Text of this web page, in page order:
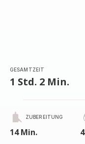
GESAMTZEIT
1 Std. 2 Min.
ZUBEREITUNG
14 Min.